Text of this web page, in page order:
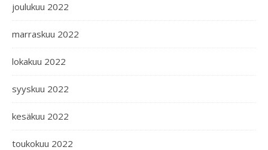
joulukuu 2022
marraskuu 2022
lokakuu 2022
syyskuu 2022
kesäkuu 2022
toukokuu 2022